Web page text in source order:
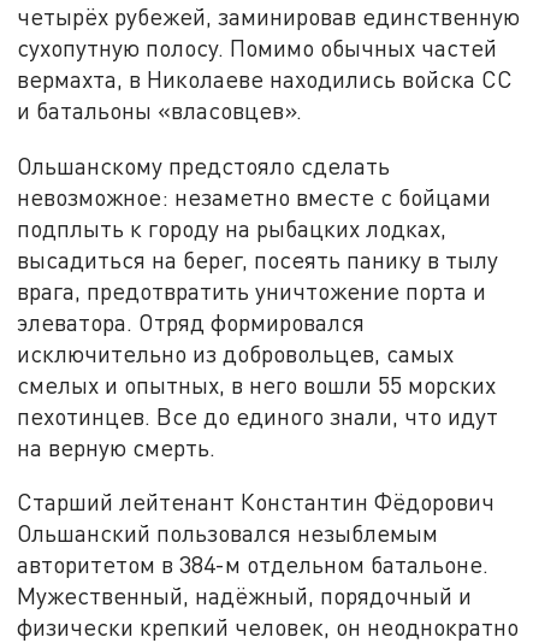
четырёх рубежей, заминировав единственную
сухопутную полосу. Помимо обычных частей
вермахта, в Николаеве находились войска СС
и батальоны «власовцев».
Ольшанскому предстояло сделать
невозможное: незаметно вместе с бойцами
подплыть к городу на рыбацких лодках,
высадиться на берег, посеять панику в тылу
врага, предотвратить уничтожение порта и
элеватора. Отряд формировался
исключительно из добровольцев, самых
смелых и опытных, в него вошли 55 морских
пехотинцев. Все до единого знали, что идут
на верную смерть.
Старший лейтенант Константин Фёдорович
Ольшанский пользовался незыблемым
авторитетом в 384-м отдельном батальоне.
Мужественный, надёжный, порядочный и
физически крепкий человек, он неоднократно